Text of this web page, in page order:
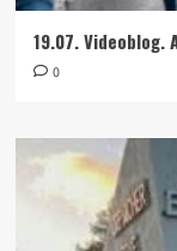
19.07. Videoblog.
0